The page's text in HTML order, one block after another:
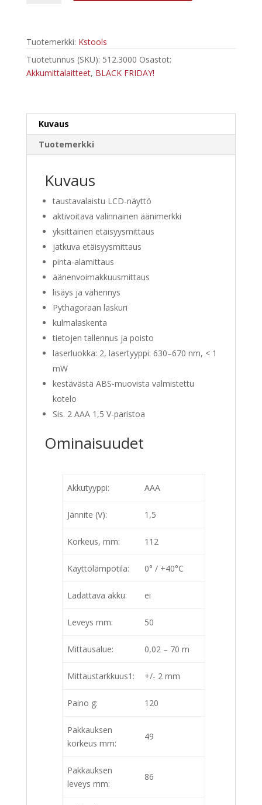
enintään
70
m
Tuotemerkki: Kstools
Tuotetunnus (SKU): 512.3000 Osastot:
Akkumittalaitteet, BLACK FRIDAY!
Kuvaus
Tuotemerkki
Kuvaus
taustavalaistu LCD-näyttö
aktivoitava valinnainen äänimerkki
yksittäinen etäisyysmittaus
jatkuva etäisyysmittaus
pinta-alamittaus
äänenvoimakkuusmittaus
lisäys ja vähennys
Pythagoraan laskuri
kulmalaskenta
tietojen tallennus ja poisto
laserluokka: 2, lasertyyppi: 630–670 nm, < 1
mW
kestävästä ABS-muovista valmistettu
kotelo
Sis. 2 AAA 1,5 V-paristoa
Ominaisuudet
Akkutyyppi: AAA
Jännite (V): 1,5
Korkeus, mm: 112
Käyttölämpötila: 0° / +40°C
Ladattava akku: ei
Leveys mm: 50
Mittausalue: 0,02 – 70 m
Mittaustarkkuus1: +/- 2 mm
Paino g: 120
Pakkauksen
korkeus mm:
49
Pakkauksen
leveys mm:
86